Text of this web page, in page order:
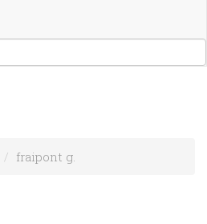
fraipont g.